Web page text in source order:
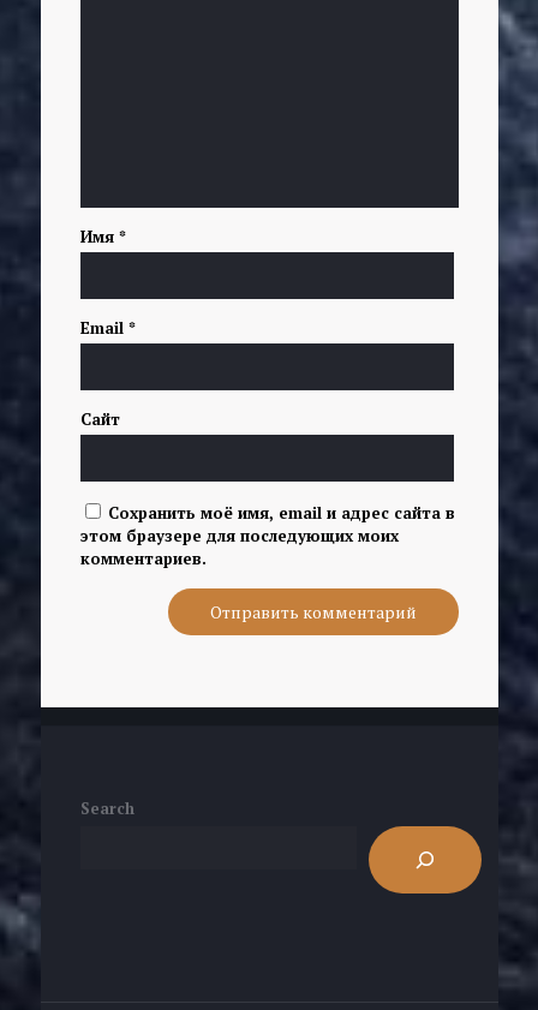
Имя *
Email *
Сайт
Сохранить моё имя, email и адрес сайта в
этом браузере для последующих моих
комментариев.
Search